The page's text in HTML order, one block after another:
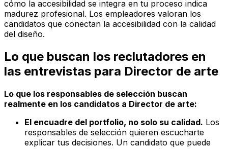
cómo la accesibilidad se integra en tu proceso indica
madurez profesional. Los empleadores valoran los
candidatos que conectan la accesibilidad con la calidad
del diseño.
Lo que buscan los reclutadores en
las entrevistas para Director de arte
Lo que los responsables de selección buscan
realmente en los candidatos a Director de arte:
El encuadre del portfolio, no solo su calidad. Los
responsables de selección quieren escucharte
explicar tus decisiones. Un candidato que puede